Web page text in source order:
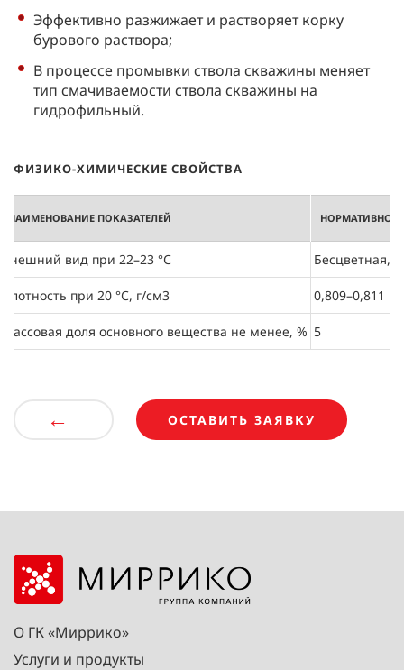
Эффективно разжижает и растворяет корку
бурового раствора;
В процессе промывки ствола скважины меняет
тип смачиваемости ствола скважины на
гидрофильный.
ФИЗИКО-ХИМИЧЕСКИЕ СВОЙСТВА
НАИМЕНОВАНИЕ ПОКАЗАТЕЛЕЙ НОРМАТИВНОЕ
Внешний вид при 22–23 °С Бесцветная,
Плотность при 20 °С, г/см3 0,809–0,811
Массовая доля основного вещества не менее, % 5
← ОСТАВИТЬ ЗАЯВКУ
О ГК «Миррико»
Услуги и продукты